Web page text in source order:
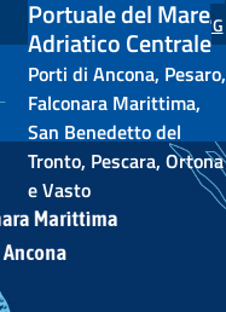
ENG
Portuale del Mare
Adriatico Centrale
Porti di Ancona, Pesaro,
Falconara Marittima,
San Benedetto del
Tronto, Pescara, Ortona
e Vasto